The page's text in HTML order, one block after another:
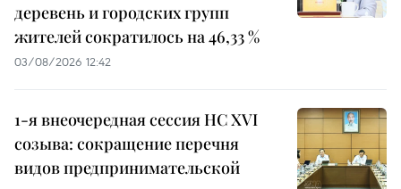
деревень и городских групп
жителей сократилось на 46,33 %
03/08/2026 12:42
1-я внеочередная сессия НС XVI
созыва: сокращение перечня
видов предпринимательской